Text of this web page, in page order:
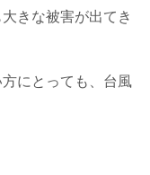
きな被害が出てき
にとっても、台風